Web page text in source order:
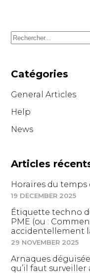
Search
Catégories
General Articles
Help
News
Articles
Horaires du temps
19 DECEMBER 2025
Étiquette techno
PME (ou :
accidentellement
29 NOVEMBER 2025
Arnaques
qu’il faut